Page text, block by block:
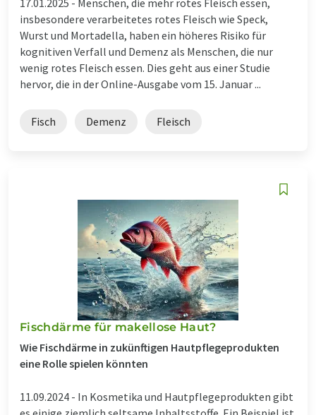
insbesondere verarbeitetes rotes Fleisch wie Speck,
Wurst und Mortadella, haben ein höheres Risiko für
kognitiven Verfall und Demenz als Menschen, die nur
wenig rotes Fleisch essen. Dies geht aus einer Studie
hervor, die in der Online-Ausgabe vom 15. Januar ...
Fisch Demenz Fleisch
Fischdärme für makellose Haut?
Wie Fischdärme in zukünftigen Hautpflegeprodukten
eine Rolle spielen könnten
11.09.2024 - In Kosmetika und Hautpflegeprodukten gibt